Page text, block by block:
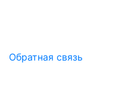
Обратная связь